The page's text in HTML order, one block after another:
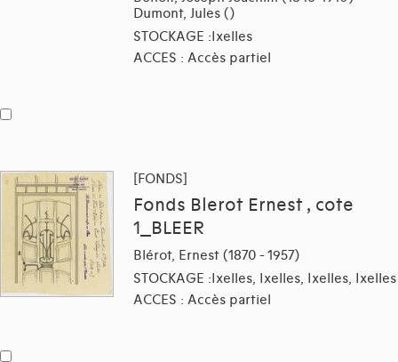
Dumont, Jules ()
STOCKAGE :Ixelles
ACCES : Accès partiel
[FONDS]
Fonds Blerot Ernest , cote
1_BLEER
Blérot, Ernest (1870 - 1957)
STOCKAGE :Ixelles, Ixelles, Ixelles, Ixelles
ACCES : Accès partiel